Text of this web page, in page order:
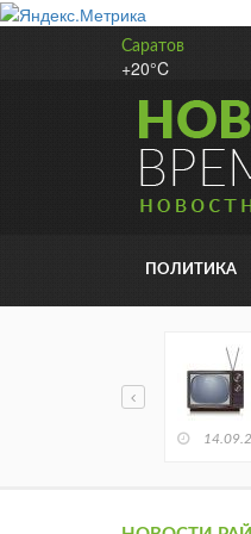
Саратов
+20°C
ПОЛИТИКА
читается в